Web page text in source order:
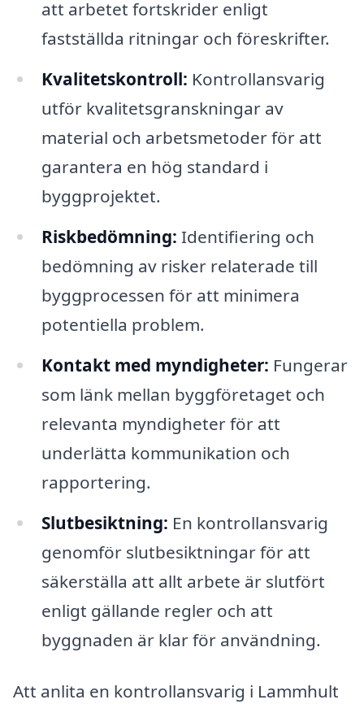
att arbetet fortskrider enligt
fastställda ritningar och föreskrifter.
Kvalitetskontroll: Kontrollansvarig
utför kvalitetsgranskningar av
material och arbetsmetoder för att
garantera en hög standard i
byggprojektet.
Riskbedömning: Identifiering och
bedömning av risker relaterade till
byggprocessen för att minimera
potentiella problem.
Kontakt med myndigheter: Fungerar
som länk mellan byggföretaget och
relevanta myndigheter för att
underlätta kommunikation och
rapportering.
Slutbesiktning: En kontrollansvarig
genomför slutbesiktningar för att
säkerställa att allt arbete är slutfört
enligt gällande regler och att
byggnaden är klar för användning.
Att anlita en kontrollansvarig i Lammhult